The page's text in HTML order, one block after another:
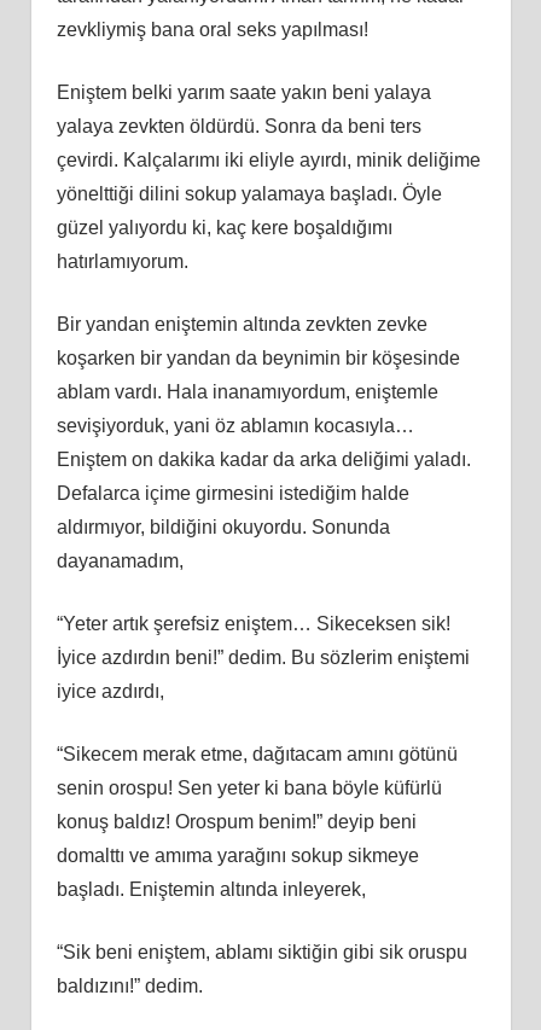
zevkliymiş bana oral seks yapılması!
Eniştem belki yarım saate yakın beni yalaya
yalaya zevkten öldürdü. Sonra da beni ters
çevirdi. Kalçalarımı iki eliyle ayırdı, minik deliğime
yönelttiği dilini sokup yalamaya başladı. Öyle
güzel yalıyordu ki, kaç kere boşaldığımı
hatırlamıyorum.
Bir yandan eniştemin altında zevkten zevke
koşarken bir yandan da beynimin bir köşesinde
ablam vardı. Hala inanamıyordum, eniştemle
sevişiyorduk, yani öz ablamın kocasıyla…
Eniştem on dakika kadar da arka deliğimi yaladı.
Defalarca içime girmesini istediğim halde
aldırmıyor, bildiğini okuyordu. Sonunda
dayanamadım,
“Yeter artık şerefsiz eniştem… Sikeceksen sik!
İyice azdırdın beni!” dedim. Bu sözlerim eniştemi
iyice azdırdı,
“Sikecem merak etme, dağıtacam amını götünü
senin orospu! Sen yeter ki bana böyle küfürlü
konuş baldız! Orospum benim!” deyip beni
domalttı ve amıma yarağını sokup sikmeye
başladı. Eniştemin altında inleyerek,
“Sik beni eniştem, ablamı siktiğin gibi sik oruspu
baldızını!” dedim.